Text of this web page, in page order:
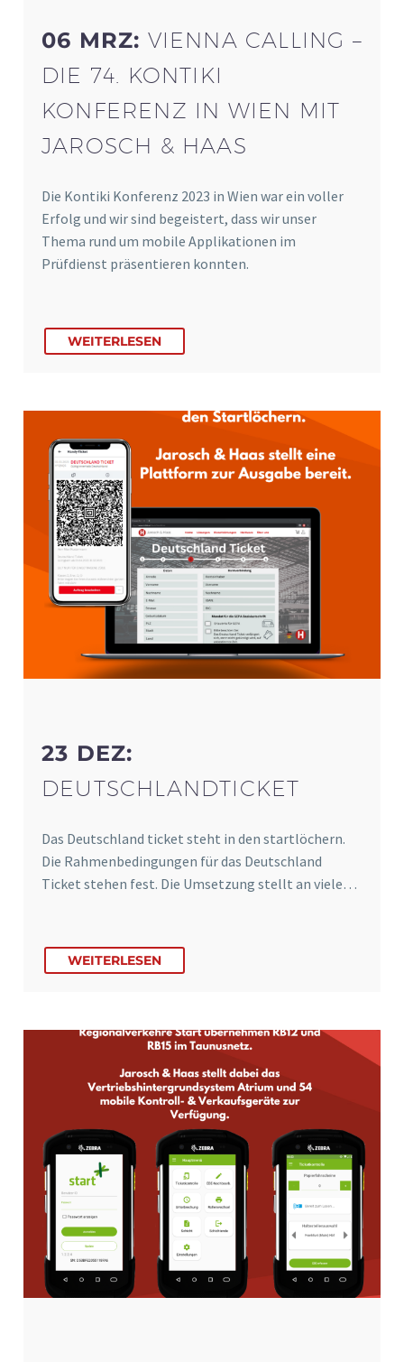
06 MRZ: VIENNA CALLING –
DIE 74. KONTIKI
KONFERENZ IN WIEN MIT
JAROSCH & HAAS
Die Kontiki Konferenz 2023 in Wien war ein voller
Erfolg und wir sind begeistert, dass wir unser
Thema rund um mobile Applikationen im
Prüfdienst präsentieren konnten.
WEITERLESEN
23 DEZ:
DEUTSCHLANDTICKET
Das Deutschland ticket steht in den startlöchern.
Die Rahmenbedingungen für das Deutschland
Ticket stehen fest. Die Umsetzung stellt an viele…
WEITERLESEN